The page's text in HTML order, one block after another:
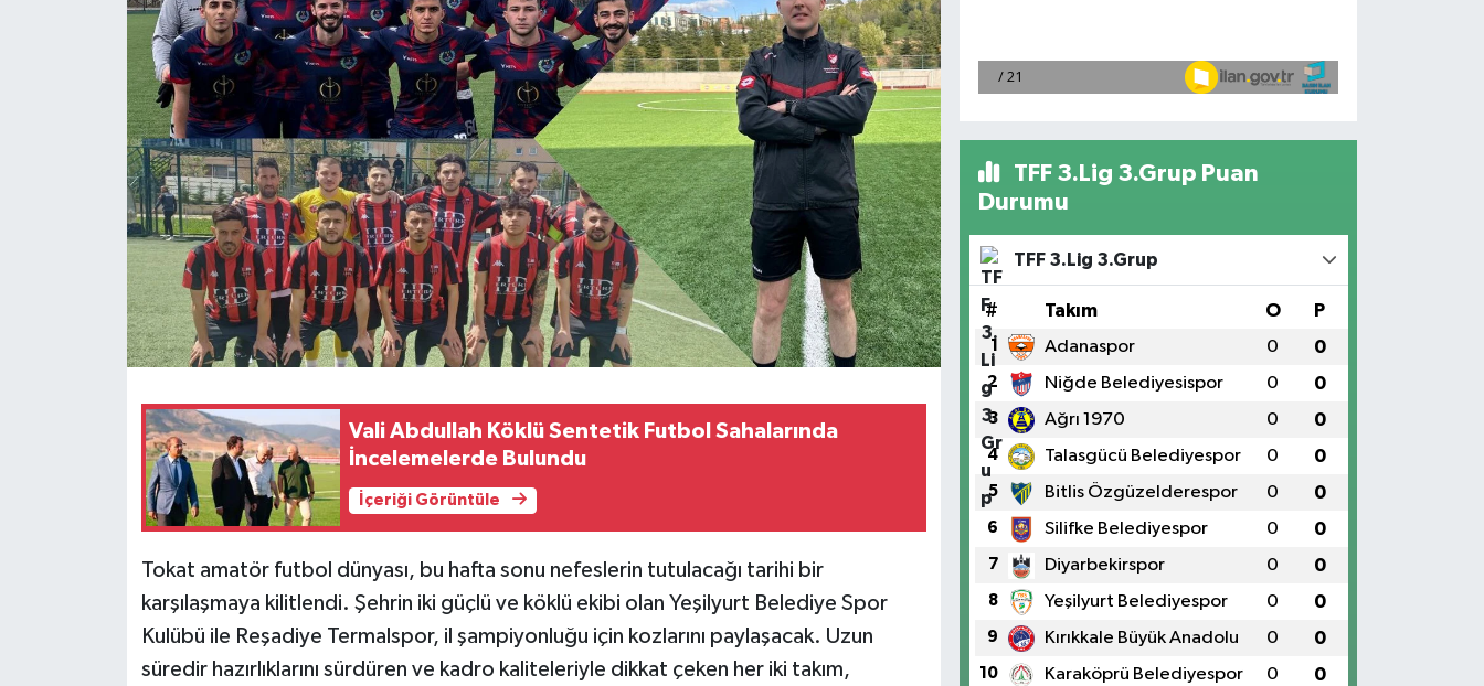
Vali Abdullah Köklü Sentetik Futbol Sahalarında
İncelemelerde Bulundu
İçeriği Görüntüle
Tokat amatör futbol dünyası, bu hafta sonu nefeslerin tutulacağı tarihi bir
karşılaşmaya kilitlendi. Şehrin iki güçlü ve köklü ekibi olan Yeşilyurt Belediye Spor
Kulübü ile Reşadiye Termalspor, il şampiyonluğu için kozlarını paylaşacak. Uzun
süredir hazırlıklarını sürdüren ve kadro kaliteleriyle dikkat çeken her iki takım,
TFF 3.Lig 3.Grup Puan
Durumu
TFF 3.Lig 3.Grup
# Takım O P
1 Adanaspor 0 0
2 Niğde Belediyesispor 0 0
3 Ağrı 1970 0 0
4 Talasgücü Belediyespor 0 0
5 Bitlis Özgüzelderespor 0 0
6 Silifke Belediyespor 0 0
7 Diyarbekirspor 0 0
8 Yeşilyurt Belediyespor 0 0
9 Kırıkkale Büyük Anadolu 0 0
10 Karaköprü Belediyespor 0 0
Tokat Haber